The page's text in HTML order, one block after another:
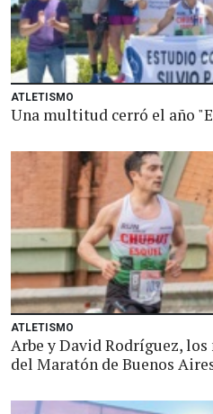
ATLETISMO
Una multitud cerró el año
ATLETISMO
Arbe y David Rodríguez,
del Maratón de Buenos